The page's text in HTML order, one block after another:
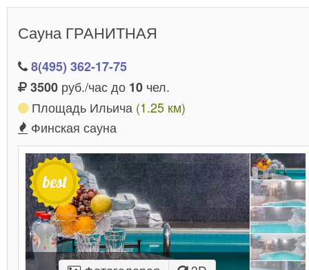
Сауна ГРАНИТНАЯ
8(495) 362-17-75
3500 руб./час до 10 чел.
Площадь Ильича (1.25 км)
Финская сауна